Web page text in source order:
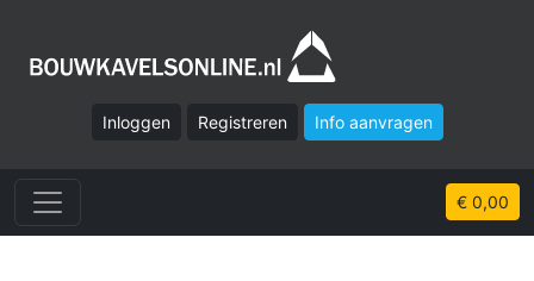
Inloggen Registreren Info aanvragen
€ 0,00